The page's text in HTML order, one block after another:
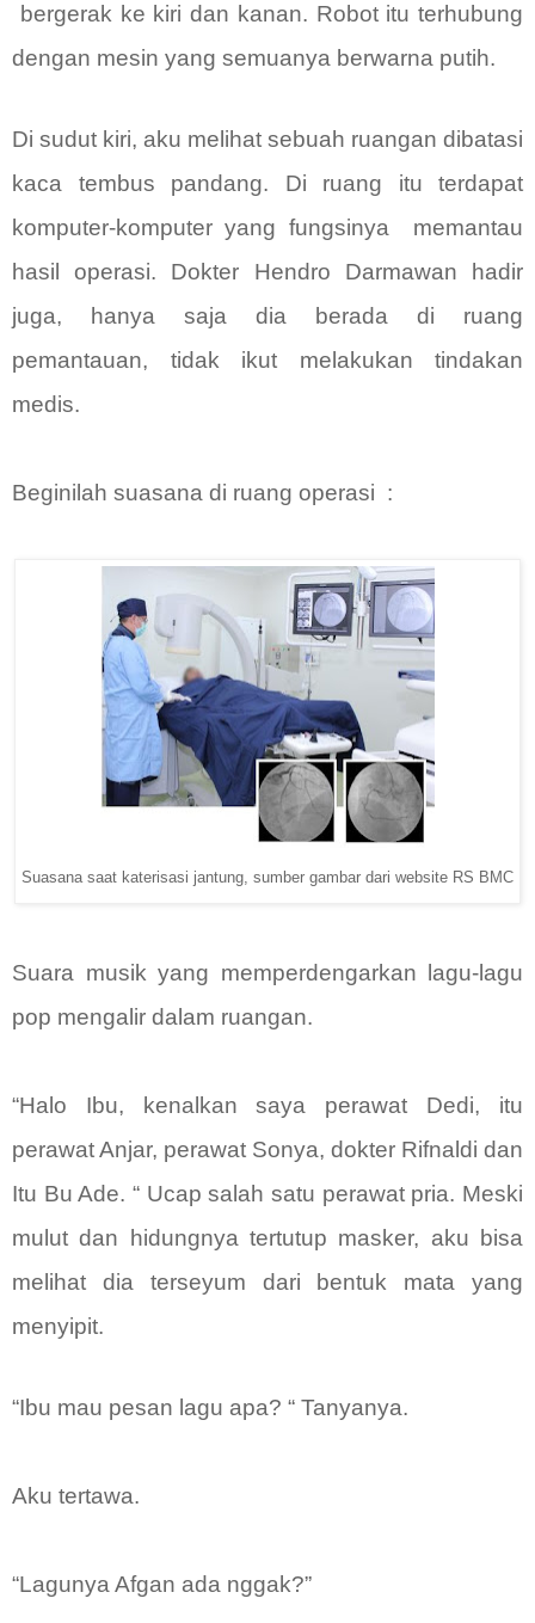
bergerak ke kiri dan kanan. Robot itu terhubung
dengan mesin yang semuanya berwarna putih.
Di sudut kiri, aku melihat sebuah ruangan dibatasi
kaca tembus pandang. Di ruang itu terdapat
komputer-komputer yang fungsinya
memantau
hasil operasi. Dokter Hendro Darmawan hadir
juga, hanya saja dia berada di ruang
pemantauan, tidak ikut melakukan tindakan
medis.
Beginilah suasana di ruang operasi :
Suasana saat katerisasi jantung, sumber gambar dari website RS BMC
Suara musik yang memperdengarkan lagu-lagu
pop mengalir dalam ruangan.
“Halo Ibu, kenalkan saya perawat Dedi, itu
perawat Anjar, perawat Sonya, dokter Rifnaldi dan
Itu Bu Ade. “ Ucap salah satu perawat pria. Meski
mulut dan hidungnya tertutup masker, aku bisa
melihat dia terseyum dari bentuk mata yang
menyipit.
“Ibu mau pesan lagu apa? “ Tanyanya.
Aku tertawa.
“Lagunya Afgan ada nggak?”